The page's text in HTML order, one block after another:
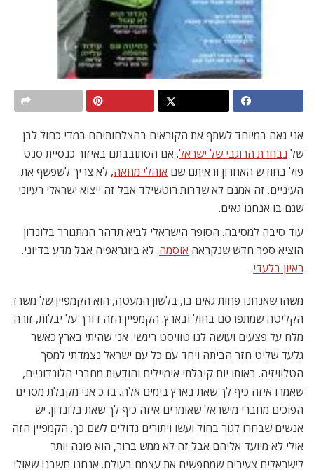
אני גאה במיוחד לשתף את הקוראים בהצלחותיהם במדי כחול לבן
של נבחרת הרוגבי של ישראל. אם הסתובבתם באיזור כנסיית סנט
פול בחודש האחרון וראיתם שם אוהלי מחאה, לא צריך לשפשף את
העיניים. זה אמנם לא שדרות רוטשילד אבל זה ייצוא ישראלי רעיוני
שגם בו אנחנו גאים.
עוד סיבה למסיבה. הסופר הישראלי לביא תדהר המתגורר בלונדון
הוציא ספר חדש שנקראה אוסמה. לא ביוגראפיה אבל מדע בדיוני.
ראיון בלעדי.
משהו שאנחנו פחות גאים בו, בלשון המעטה, הוא הקמפיין של משרד
הקליטה שמתפרסם בחול ובארץ. הקמפיין הזה דורך על יבלות, זורה
מלח על פצעים ועושה לנו טוויסט ריגשי. אני שהיתי בארץ כאשר
גלעד שליט חזר הביתה ויחד עם כל עם ישראל נצמדתי למסך
הטלוויזיה. באותו יום קיבלתי אימיילים והודעות מחברי הלונדוניים,
שאמרו איזה כיף לך שאת בארץ בימים אלה. בדכ אני מקבלת מסרים
הפוכים מחברי מישראל שאומרים איזה כיף לך שאת בלונדון. יש
אנשים שבחרו לגור בחול ועשו ויתורים גדולים לשם כך. הקמפיין הזה
אולי לא מיועד אליהם אבל זה לא ממש ברור, הוא פונה יותר
לישראלים צעירים שמחפשים את עצמם בעולם. אנחנו חשבנו שאולי